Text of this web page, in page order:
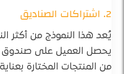
2. اشتراكات الصناديق
يُعد هذا النموذج من أكثر
يحصل العميل على
من المنتجات المختارة